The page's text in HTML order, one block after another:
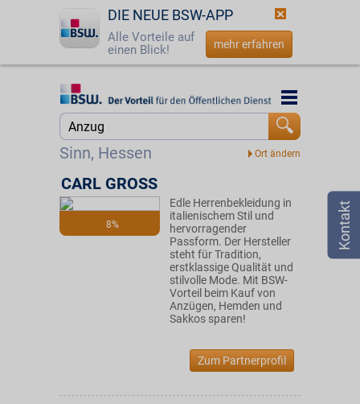
DIE NEUE BSW-APP
Alle Vorteile auf
einen Blick!
mehr erfahren
Startseite
Jetzt BSW-Mitglied werden
☎ 0800 - 279 25 82
Sinn, Hessen
Startseite
Suche
8%
CARL GROSS
Edle Herrenbekleidung in
italienischem Stil und
hervorragender
Passform. Der Hersteller
steht für Tradition,
erstklassige Qualität und
stilvolle Mode. Mit BSW-
Vorteil beim Kauf von
Anzügen, Hemden und
Sakkos sparen!
Zum Partnerprofil